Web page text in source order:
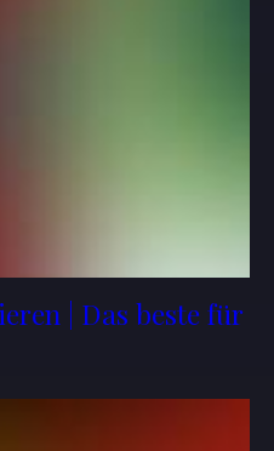
| Das beste für